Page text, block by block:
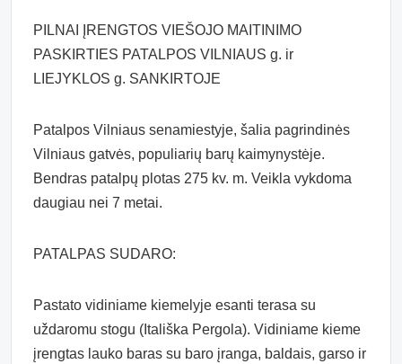
PILNAI ĮRENGTOS VIEŠOJO MAITINIMO
PASKIRTIES PATALPOS VILNIAUS g. ir
LIEJYKLOS g. SANKIRTOJE
Patalpos Vilniaus senamiestyje, šalia pagrindinės
Vilniaus gatvės, populiarių barų kaimynystėje.
Bendras patalpų plotas 275 kv. m. Veikla vykdoma
daugiau nei 7 metai.
PATALPAS SUDARO:
Pastato vidiniame kiemelyje esanti terasa su
uždaromu stogu (Itališka Pergola). Vidiniame kieme
įrengtas lauko baras su baro įranga, baldais, garso ir